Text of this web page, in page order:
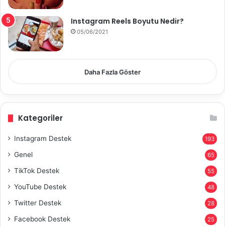
Instagram Reels Boyutu Nedir?
05/06/2021
Daha Fazla Göster
Kategoriler
Instagram Destek 193
Genel 65
TikTok Destek 55
YouTube Destek 48
Twitter Destek 28
Facebook Destek 25